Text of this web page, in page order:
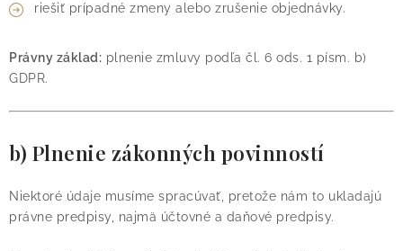
riešiť prípadné zmeny alebo zrušenie objednávky.
Právny základ: plnenie zmluvy podľa čl. 6 ods. 1 písm. b)
GDPR.
b) Plnenie zákonných povinností
Niektoré údaje musíme spracúvať, pretože nám to ukladajú
právne predpisy, najmä účtovné a daňové predpisy.